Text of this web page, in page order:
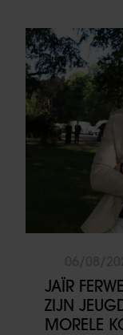
JAÏR
ZIJN
MORELE